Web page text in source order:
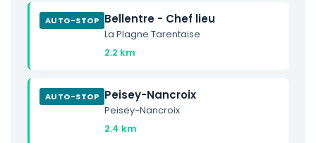
AUTO-STOP Bellentre - Chef lieu
La Plagne Tarentaise
2.2 km
AUTO-STOP Peisey-Nancroix
Peisey-Nancroix
2.4 km